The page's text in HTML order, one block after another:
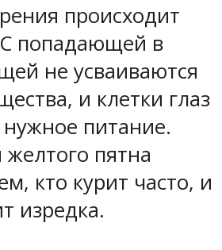
происходит
попадающей в
не усваиваются
и клетки глаз
питание.
пятна
кто курит часто, и
изредка.